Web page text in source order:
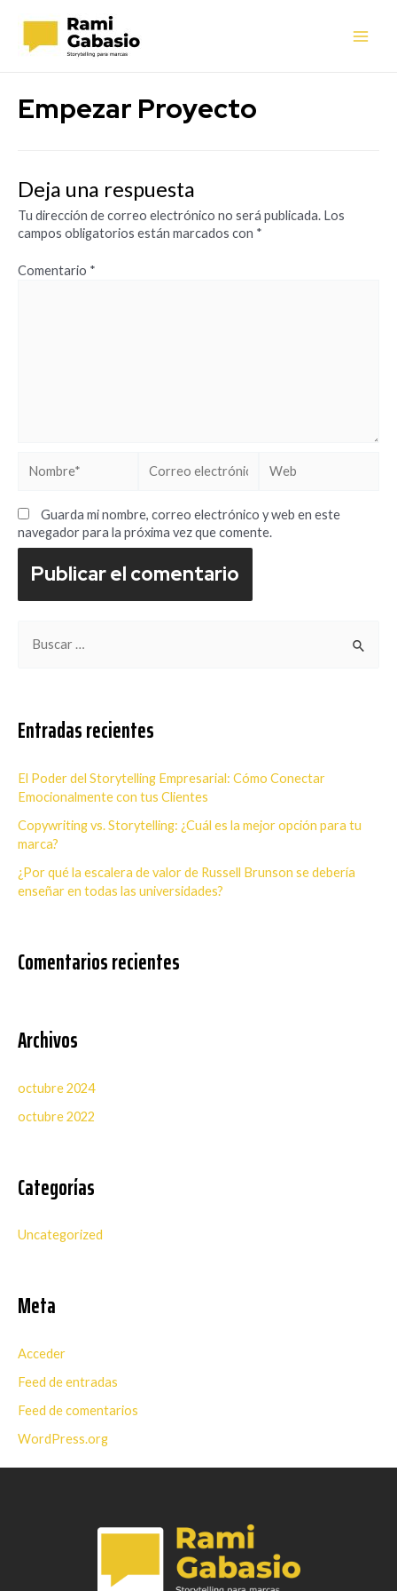
contenido
Empezar Proyecto
Deja una respuesta
Tu dirección de correo electrónico no será publicada. Los
campos obligatorios están marcados con *
Comentario *
electrónico*
Guarda mi nombre, correo electrónico y web en este
navegador para la próxima vez que comente.
a
p
r
Entradas recientes
El Poder del Storytelling Empresarial: Cómo Conectar
Emocionalmente con tus Clientes
Copywriting vs. Storytelling: ¿Cuál es la mejor opción para tu
marca?
¿Por qué la escalera de valor de Russell Brunson se debería
enseñar en todas las universidades?
Comentarios recientes
Archivos
octubre 2024
octubre 2022
Categorías
Uncategorized
Meta
Acceder
Feed de entradas
Feed de comentarios
WordPress.org